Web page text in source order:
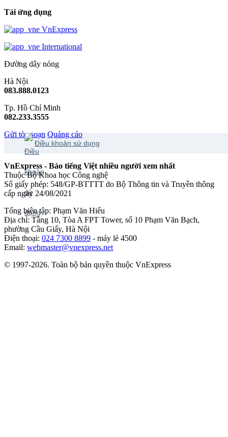
Tải ứng dụng
VnExpress
International
Đường dây nóng
Hà Nội
083.888.0123
Tp. Hồ Chí Minh
082.233.3555
Gửi tòa soạn Quảng cáo
Điều khoản sử dụng
VnExpress - Báo tiếng Việt nhiều người xem nhất
Thuộc Bộ Khoa học Công nghệ
Số giấy phép: 548/GP-BTTTT do Bộ Thông tin và Truyền thông
cấp ngày 24/08/2021
Tổng biên tập: Phạm Văn Hiếu
Địa chỉ: Tầng 10, Tòa A FPT Tower, số 10 Phạm Văn Bạch,
phường Cầu Giấy, Hà Nội
Điện thoại: 024 7300 8899 - máy lẻ 4500
Email: webmaster@vnexpress.net
© 1997-2026. Toàn bộ bản quyền thuộc VnExpress